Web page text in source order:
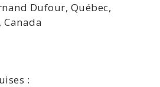
Dufour, Québec,
Canada
: